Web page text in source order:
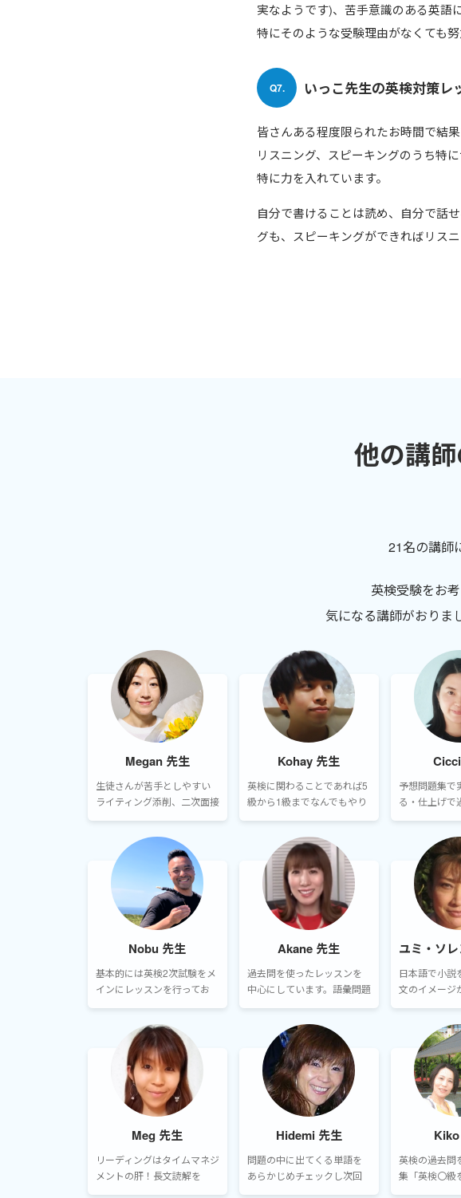
実なようです)、苦手意識のある英語
特にそのような受験理由がなくても
Q7. いっこ先生の英検対策レ
皆さんある程度限られたお時間で結
リスニング、スピーキングのうち特
特に力を入れています。
自分で書けることは読め、自分で話
グも、スピーキングができればリス
他の講
21名の講師
英検受験をお
気になる講師がおりま
Megan 先生
生徒さんが苦手としやすい
ライティング添削、二次面接
に沿って書いてもらいレッス
ン前に送って貰うようにしま
す。
Kohay 先生
英検に関わることであれば5
級から1級までなんでもやり
英検挑戦の可能性を考慮し
たレッスンも展開していま
す。
予想問題集で
る・仕上げで
案させて頂い
Nobu 先生
基本的には英検2次試験をメ
インにレッスンを行ってお
のヒント、アドバイスをさ
せて頂いおります。
Akane 先生
過去問を使ったレッスンを
中心にしています。語彙問題
ユミ・ソ
日本語で小説
文のイメージ
切しません。
お尻から読む
せん。
Meg 先生
リーディングはタイムマネジ
メントの肝！長文読解を
Hidemi 先生
問題の中に出てくる単語を
あらかじめチェックし次回
英検の過去問
集「英検〇級